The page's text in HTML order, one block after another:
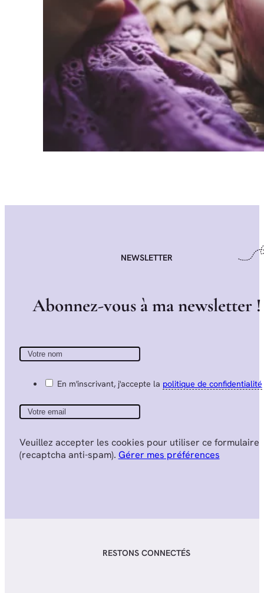
NEWSLETTER
Abonnez-vous àmanewsletter !
En m'inscrivant, j'accepte la politique de confidentialité
Veuillez accepter les cookies pour utiliser ce formulaire
(recaptcha anti-spam). Gérer mes préférences
RESTONS CONNECTÉS